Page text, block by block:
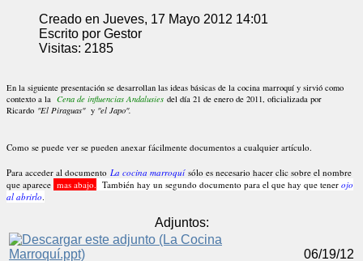
Creado en Jueves, 17 Mayo 2012 14:01
Escrito por Gestor
Visitas: 2185
En la siguiente presentación se desarrollan las ideas básicas de la cocina marroquí y sirvió como
contexto a la Cena de influencias Andalusíes del día 21 de enero de 2011, oficializada por
Ricardo "El Piraguas" y "el Japo".
Como se puede ver se pueden anexar fácilmente documentos a cualquier artículo.
Para acceder al documento La cocina marroquí sólo es necesario hacer clic sobre el nombre
que aparece mas abajo. También hay un segundo documento para el que hay que tener ojo
al abrirlo.
Adjuntos:
06/19/12